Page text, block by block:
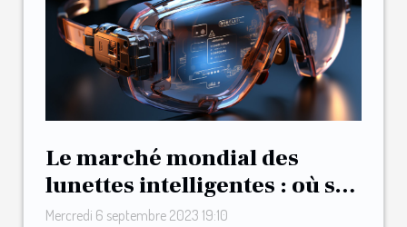
Le marché mondial des
lunettes intelligentes : où se
positionne Urband ?
Mercredi 6 septembre 2023 19:10